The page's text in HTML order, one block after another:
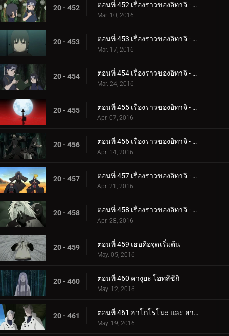
20 - 452 ตอนที่ 452 เรื่องราวของอิทาจิ - แสงสว่างและความมืด: อัจฉริยะ
Mar. 10, 2016
20 - 453 ตอนที่ 453 เรื่องราวของอิทาจิ - แสงสว่างและความมืด: ความเจ็บปวดของชีวิต
Mar. 17, 2016
20 - 454 ตอนที่ 454 เรื่องราวของอิทาจิ - แสงสว่างและความมืด: คำขอร้องของชิซุย
Mar. 24, 2016
20 - 455 ตอนที่ 455 เรื่องราวของอิทาจิ - แสงสว่างและความมืด: คืนเดือนหงาย
Apr. 07, 2016
20 - 456 ตอนที่ 456 เรื่องราวของอิทาจิ - แสงสว่างและความมืด: ความมืดของแสงอุษา
Apr. 14, 2016
20 - 457 ตอนที่ 457 เรื่องราวของอิทาจิ - แสงสว่างและความมืด: คู่หู
Apr. 21, 2016
20 - 458 ตอนที่ 458 เรื่องราวของอิทาจิ - แสงสว่างและความมืด: ความจริง
Apr. 28, 2016
20 - 459 ตอนที่ 459 เธอคือจุดเริ่มต้น
May. 05, 2016
20 - 460 ตอนที่ 460 คางุยะ โอทสึซึกิ
May. 12, 2016
20 - 461 ตอนที่ 461 ฮาโกโรโมะ และ ฮามูระ
May. 19, 2016